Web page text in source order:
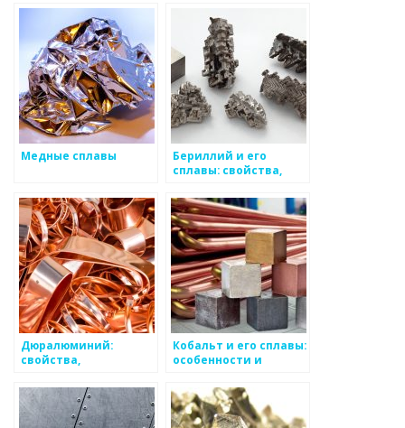
особенности
Медные сплавы
Бериллий и его
сплавы: свойства,
особенности
Дюралюминий:
свойства,
основные
достоинства
Кобальт и его сплавы:
особенности и